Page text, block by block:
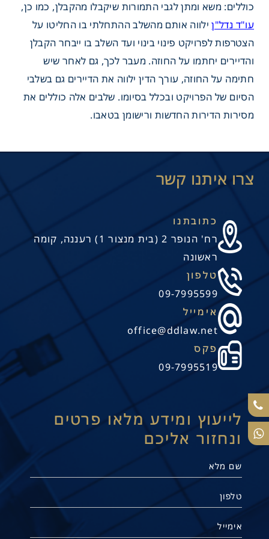
פרויקט של פינוי בינוי?
של הדיירים
כוללים: משא ומתן לגבי התמורות שיקבלו מהקבלן, כמו כן,
עו"ד נדל"ןילווה אותם מהשלב ההתחלתי בו החליטו על
הצטרפות לפרויקט פינוי בינוי ועד השלב בו ייבחר הקבלן
והדיירים יחתמו על החוזה. מעבר לכך, גם לאחר שיש
חתימה על החוזה, עורך הדין ילווה את הדיירים גם בשלבי
הסיום של הפרויקט ובכלל בסיומו. שלבים אלה כוללים את
מסירות הדירות החדשות ורישומן בטאבו.
קשר
כתובתנו
רח' הנופר 2 (בית מנצור 1) רעננה, קומה
ראשונה
טלפון
09-7995599
אימייל
office@ddlaw.net
פקס
09-7995519
לייעוץ ומידע מלאו פרטים
ונחזור אליכם